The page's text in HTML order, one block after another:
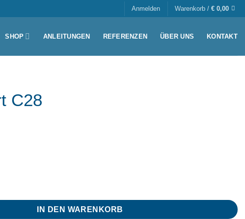
Anmelden Warenkorb /€ 0,00
SHOP ANLEITUNGEN REFERENZEN ÜBER UNS KONTAKT
C28
IN DEN WARENKORB